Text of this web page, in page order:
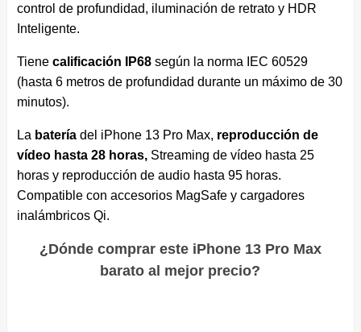
control de profundidad, iluminación de retrato y HDR
Inteligente.
Tiene calificación IP68según la norma IEC 60529
(hasta 6 metros de profundidad durante un máximo de 30
minutos).
La bateríadel iPhone 13 Pro Max, reproducción de
vídeo hasta 28 horas,Streaming de vídeo hasta 25
horas y reproducción de audio hasta 95 horas.
Compatible con accesorios MagSafe y cargadores
inalámbricos Qi.
¿Dónde comprar este iPhone 13 Pro Max
barato al mejor precio?